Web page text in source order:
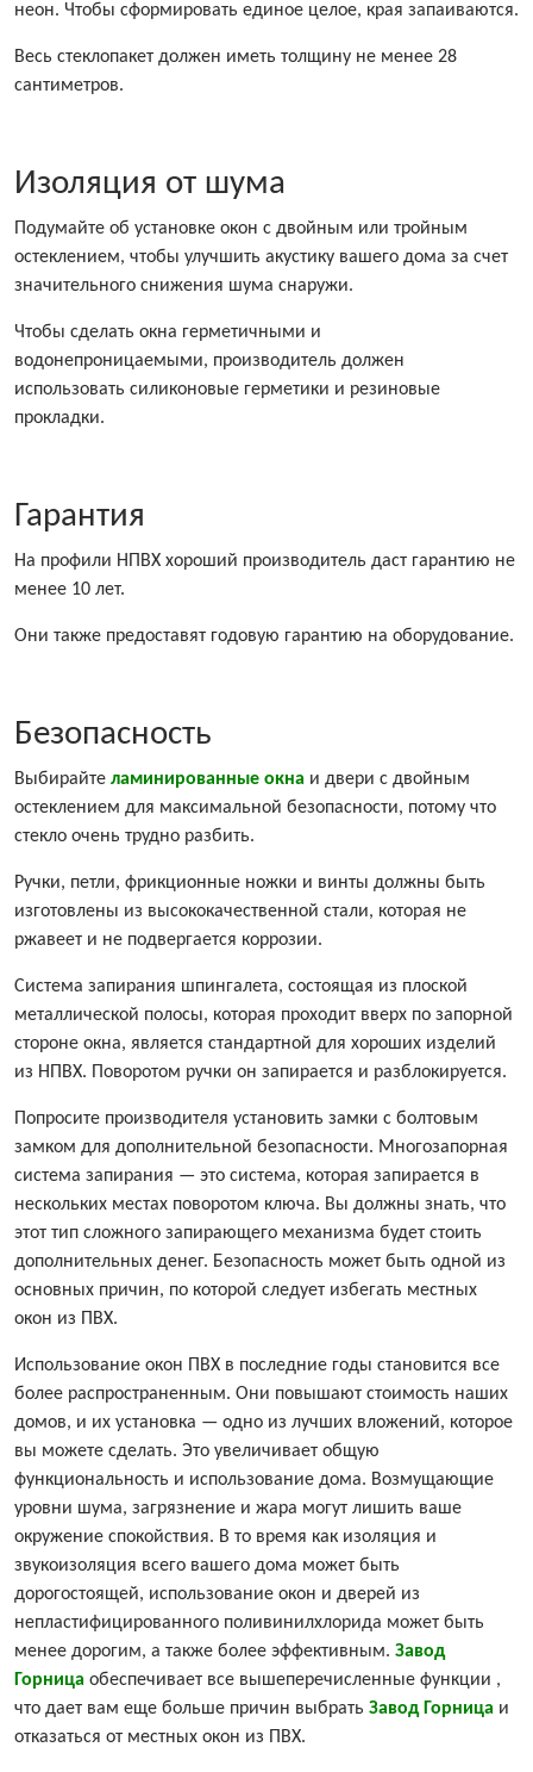
неон. Чтобы сформировать единое целое, края запаиваются.
Весь стеклопакет должен иметь толщину не менее 28
сантиметров.
Изоляция от шума
Подумайте об установке окон с двойным или тройным
остеклением, чтобы улучшить акустику вашего дома за счет
значительного снижения шума снаружи.
Чтобы сделать окна герметичными и
водонепроницаемыми, производитель должен
использовать силиконовые герметики и резиновые
прокладки.
Гарантия
На профили НПВХ хороший производитель даст гарантию не
менее 10 лет.
Они также предоставят годовую гарантию на оборудование.
Безопасность
Выбирайте ламинированные окна и двери с двойным
остеклением для максимальной безопасности, потому что
стекло очень трудно разбить.
Ручки, петли, фрикционные ножки и винты должны быть
изготовлены из высококачественной стали, которая не
ржавеет и не подвергается коррозии.
Система запирания шпингалета, состоящая из плоской
металлической полосы, которая проходит вверх по запорной
стороне окна, является стандартной для хороших изделий
из НПВХ. Поворотом ручки он запирается и разблокируется.
Попросите производителя установить замки с болтовым
замком для дополнительной безопасности. Многозапорная
система запирания — это система, которая запирается в
нескольких местах поворотом ключа. Вы должны знать, что
этот тип сложного запирающего механизма будет стоить
дополнительных денег. Безопасность может быть одной из
основных причин, по которой следует избегать местных
окон из ПВХ.
Использование окон ПВХ в последние годы становится все
более распространенным. Они повышают стоимость наших
домов, и их установка — одно из лучших вложений, которое
вы можете сделать. Это увеличивает общую
функциональность и использование дома. Возмущающие
уровни шума, загрязнение и жара могут лишить ваше
окружение спокойствия. В то время как изоляция и
звукоизоляция всего вашего дома может быть
дорогостоящей, использование окон и дверей из
непластифицированного поливинилхлорида может быть
менее дорогим, а также более эффективным. Завод
Горница обеспечивает все вышеперечисленные функции ,
что дает вам еще больше причин выбрать Завод Горница и
отказаться от местных окон из ПВХ.